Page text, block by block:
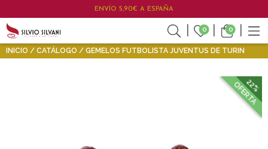
ENVÍO 5,90€ A ESPAÑA
0 0
INICIO CATÁLOGO GEMELOS FUTBOLISTA JUVENTUS DE TURIN
22%
OFERTA